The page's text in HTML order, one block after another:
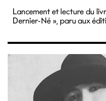
Lancement et lecture du
Dernier-Né », paru aux